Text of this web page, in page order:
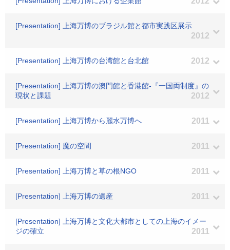
[Presentation] 上海万博のブラジル館と都市実践区展示
2012
[Presentation] 上海万博の台湾館と台北館 2012
[Presentation] 上海万博の澳門館と香港館-『一国両制度』の
現状と課題
2012
[Presentation] 上海万博から麗水万博へ 2011
[Presentation] 魔の空間 2011
[Presentation] 上海万博と草の根NGO 2011
[Presentation] 上海万博の遺産 2011
[Presentation] 上海万博と文化大都市としての上海のイメー
ジの確立
2011